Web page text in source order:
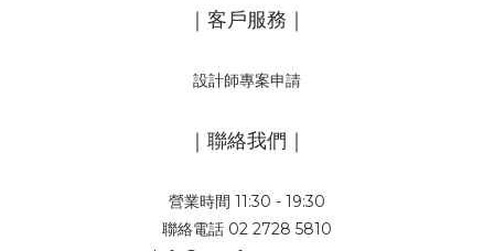
｜客戶服務｜
設計師專案申請
｜聯絡我們｜
營業時間 11:30 - 19:30
聯絡電話 02 2728 5810